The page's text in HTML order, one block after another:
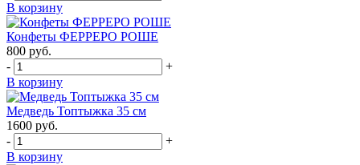
В корзину
Конфеты ФЕРРЕРО РОШЕ
800 руб.
-
+
В корзину
Медведь Топтыжка 35 см
1600 руб.
-
+
В корзину